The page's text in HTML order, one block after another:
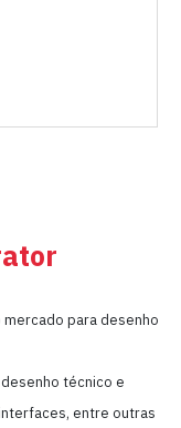
para desenho
técnico e
entre outras